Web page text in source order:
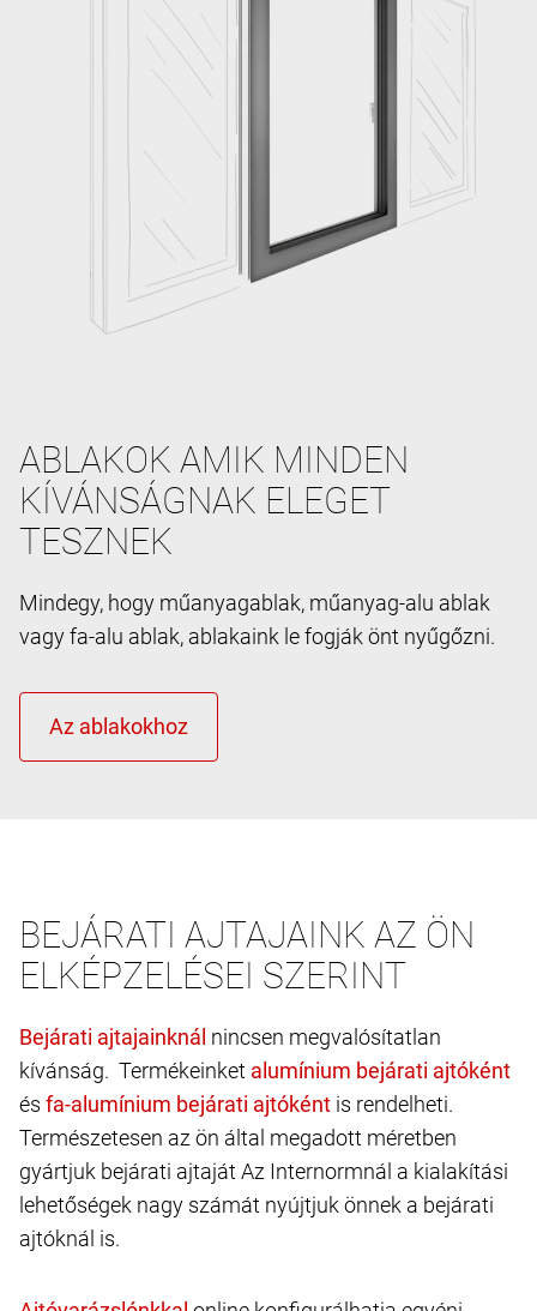
ABLAKOK AMIK MINDEN
KÍVÁNSÁGNAK ELEGET
TESZNEK
Mindegy, hogy műanyagablak, műanyag-alu ablak
vagy fa-alu ablak, ablakaink le fogják önt nyűgőzni.
BEJÁRATI AJTAJAINK AZ ÖN
ELKÉPZELÉSEI SZERINT
nincsen megvalósítatlan
kívánság. Termékeinket
és
is rendelheti.
Természetesen az ön által megadott méretben
gyártjuk bejárati ajtaját Az Internormnál a kialakítási
lehetőségek nagy számát nyújtjuk önnek a bejárati
ajtóknál is.